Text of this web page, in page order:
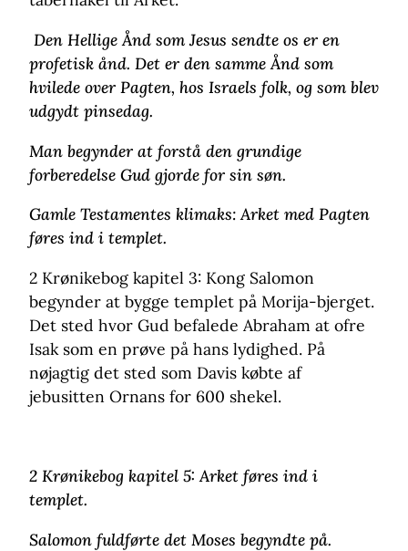
Den Hellige Ånd som Jesus sendte os er en
profetisk ånd. Det er den samme Ånd som
hvilede over Pagten, hos Israels folk, og som blev
udgydt pinsedag.
Man begynder at forstå den grundige
forberedelse Gud gjorde for sin søn.
Gamle Testamentes klimaks: Arket med Pagten
føres ind i templet.
2 Krønikebog kapitel 3: Kong Salomon
begynder at bygge templet på Morija-bjerget.
Det sted hvor Gud befalede Abraham at ofre
Isak som en prøve på hans lydighed. På
nøjagtig det sted som Davis købte af
jebusitten Ornans for 600 shekel.
2 Krønikebog kapitel 5: Arket føres ind i
templet.
Salomon fuldførte det Moses begyndte på.